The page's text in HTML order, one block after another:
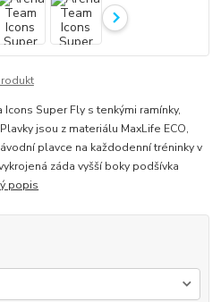
Super Fly s tenkými ramínky,
jsou z materiálu MaxLife ECO,
plavce na každodenní tréninky v
záda vyšší boky podšívka
popis